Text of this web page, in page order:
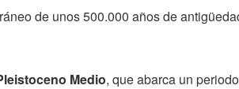
de unos 500.000 años de
Medio, que abarca un